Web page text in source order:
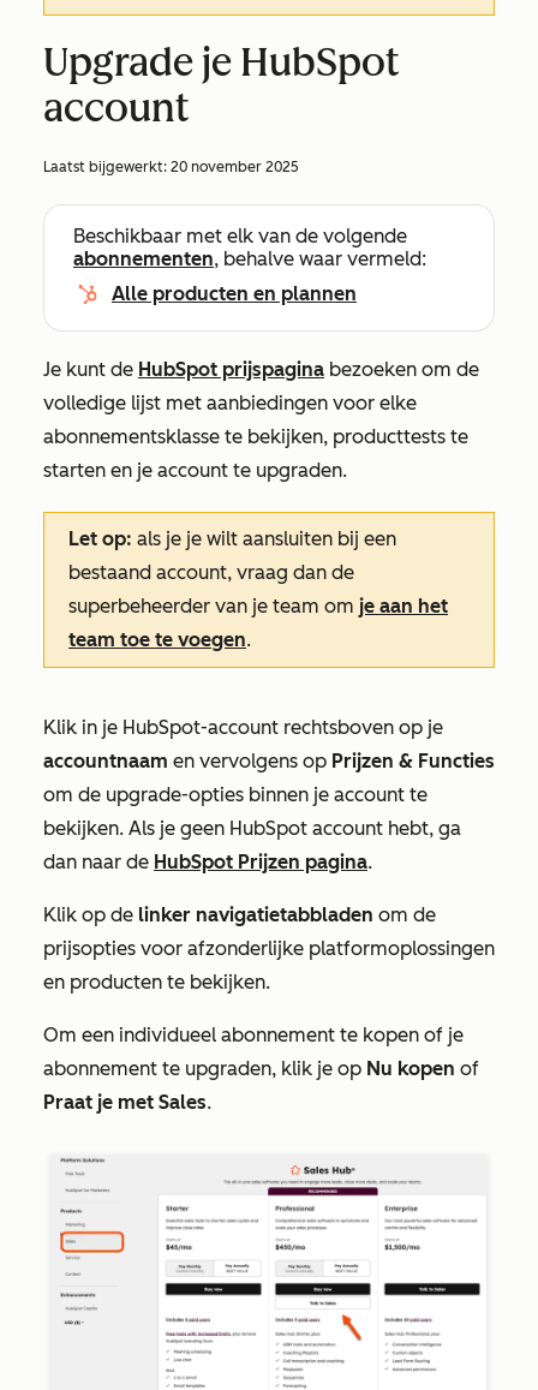
Upgrade je HubSpot
account
Laatst bijgewerkt: 20 november 2025
Beschikbaar met elk van de volgende
abonnementen, behalve waar vermeld:
Alle producten en plannen
Je kunt de HubSpot prijspagina bezoeken om de
volledige lijst met aanbiedingen voor elke
abonnementsklasse te bekijken, producttests te
starten en je account te upgraden.
Let op: als je je wilt aansluiten bij een
bestaand account, vraag dan de
superbeheerder van je team om je aan het
team toe te voegen.
Klik in je HubSpot-account rechtsboven op je
accountnaam en vervolgens op Prijzen & Functies
om de upgrade-opties binnen je account te
bekijken. Als je geen HubSpot account hebt, ga
dan naar de HubSpot Prijzen pagina.
Klik op de linker navigatietabbladen om de
prijsopties voor afzonderlijke platformoplossingen
en producten te bekijken.
Om een individueel abonnement te kopen of je
abonnement te upgraden, klik je op Nu kopen of
Praat je met Sales.